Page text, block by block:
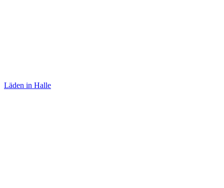
Läden in Halle